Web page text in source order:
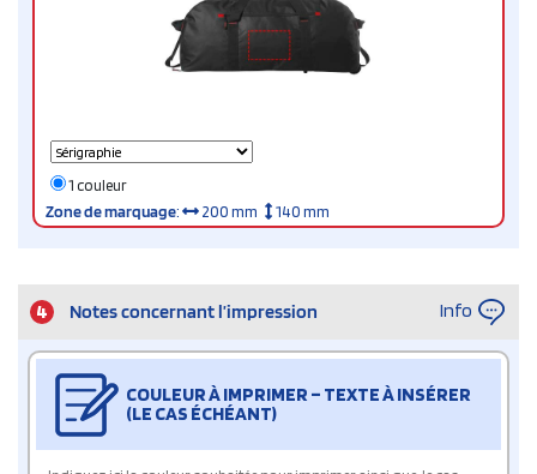
1 couleur
Zone de marquage: 200 mm 140 mm
4 Notes concernant l’impression Info
COULEUR À IMPRIMER – TEXTE À INSÉRER
(LE CAS ÉCHÉANT)